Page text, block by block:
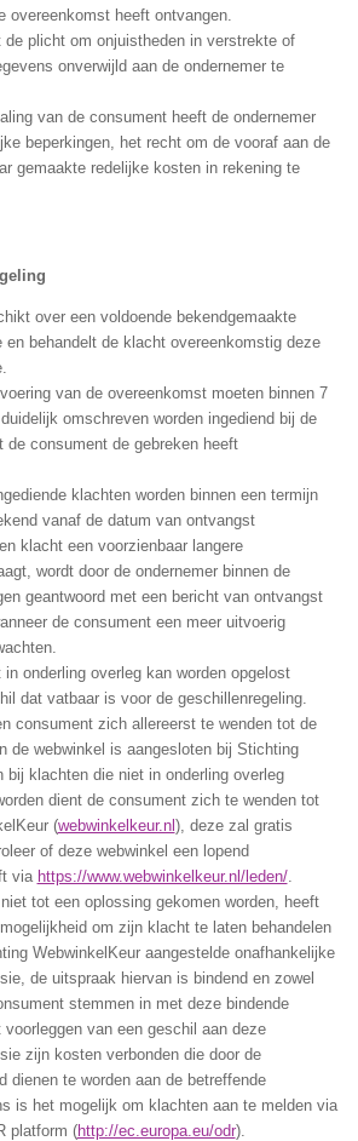
overeenkomst heeft ontvangen.
de plicht om onjuistheden in verstrekte of
onverwijld aan de ondernemer te
van de consument heeft de ondernemer
beperkingen, het recht om de vooraf aan de
gemaakte redelijke kosten in rekening te
over een voldoende bekendgemaakte
en behandelt de klacht overeenkomstig deze
van de overeenkomst moeten binnen 7
omschreven worden ingediend bij de
de consument de gebreken heeft
klachten worden binnen een termijn
vanaf de datum van ontvangst
klacht een voorzienbaar langere
wordt door de ondernemer binnen de
geantwoord met een bericht van ontvangst
de consument een meer uitvoerig
in onderling overleg kan worden opgelost
dat vatbaar is voor de geschillenregeling.
consument zich allereerst te wenden tot de
de webwinkel is aangesloten bij Stichting
bij klachten die niet in onderling overleg
dient de consument zich te wenden tot
(webwinkelkeur.nl ), deze zal gratis
of deze webwinkel een lopend
via https://www.webwinkelkeur.nl/leden/.
tot een oplossing gekomen worden, heeft
om zijn klacht te laten behandelen
WebwinkelKeur aangestelde onafhankelijke
de uitspraak hiervan is bindend en zowel
stemmen in met deze bindende
van een geschil aan deze
zijn kosten verbonden die door de
dienen te worden aan de betreffende
is het mogelijk om klachten aan te melden via
platform (http://ec.europa.eu/odr).